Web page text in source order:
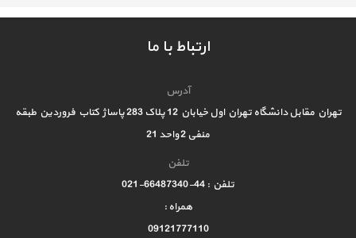
ارتباط با ما
آدرس
تهران مقابل دانشگاه تهران اول خیابان 12 پلاک 283 پاساژ کتاب فروردین طبقه
منفی 2 واحد 21
تلفن
تلفن : 44-66487340-021
همراه :
09121777110